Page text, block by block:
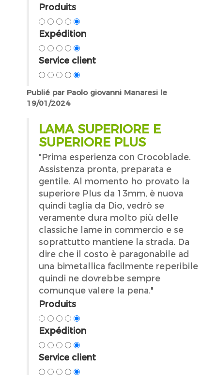
Produits
Expédition
Service client
Publié par Paolo giovanni Manaresi le
19/01/2024
LAMA SUPERIORE E
SUPERIORE PLUS
"Prima esperienza con Crocoblade.
Assistenza pronta, preparata e
gentile. Al momento ho provato la
superiore Plus da 13mm, è nuova
quindi taglia da Dio, vedrò se
veramente dura molto più delle
classiche lame in commercio e se
soprattutto mantiene la strada. Da
dire che il costo è paragonabile ad
una bimetallica facilmente reperibile
quindi ne dovrebbe sempre
comunque valere la pena."
Produits
Expédition
Service client